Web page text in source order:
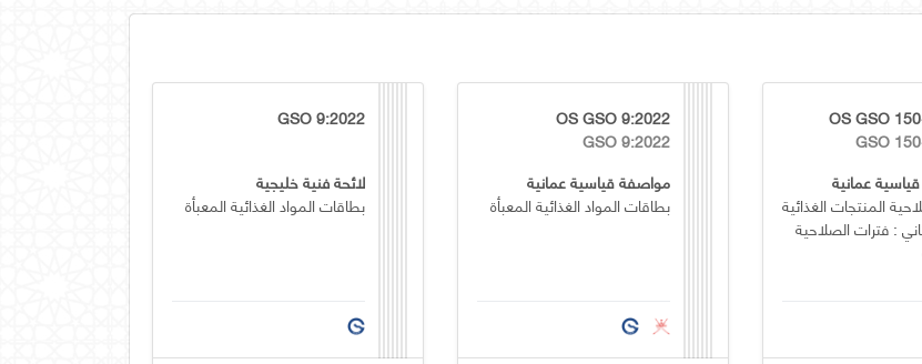
OS GSO
GSO
عمانية
المنتجات الغذائية
: فترات الصلاحية
OS GSO 9:2022
GSO 9:2022
مواصفة قياسية عمانية
بطاقات المواد الغذائية المعبأة
GSO 9:2022
لائحة فنية خليجية
بطاقات المواد الغذائية المعبأة